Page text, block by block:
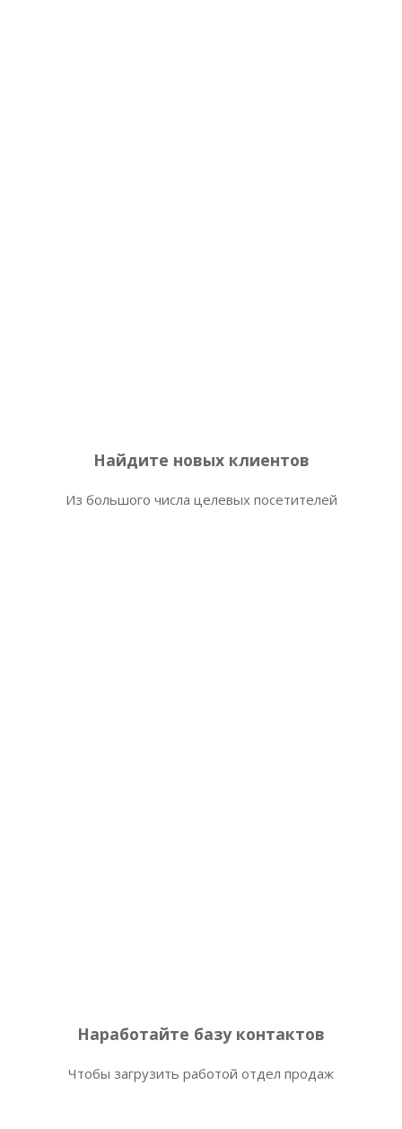
Найдите новых клиентов
Из большого числа целевых посетителей
Наработайте базу контактов
Чтобы загрузить работой отдел продаж